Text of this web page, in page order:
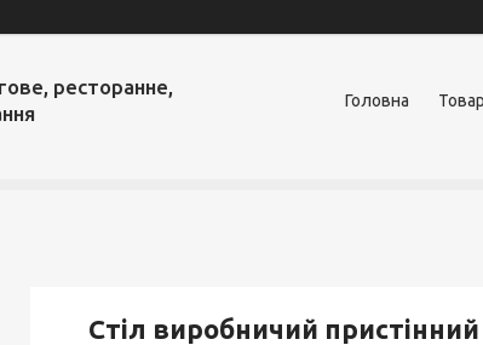
ресторанне,
Головна
Стіл виробничий